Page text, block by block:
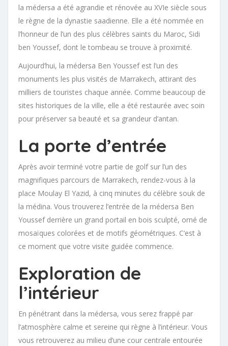
la médersa a été agrandie et rénovée au XVIe siècle sous
le règne de la dynastie saadienne. Elle a été nommée en
l’honneur de l’un des plus célèbres saints du Maroc, Sidi
ben Youssef, dont le tombeau se trouve à proximité.
Aujourd’hui, la médersa Ben Youssef est l’un des
monuments les plus visités de Marrakech, attirant des
milliers de touristes chaque année. Comme beaucoup de
sites historiques de la ville, elle a été restaurée avec soin
pour préserver sa beauté et sa grandeur d’antan.
La porte d’entrée
Après avoir terminé votre partie de golf sur l’un des
magnifiques parcours de Marrakech, rendez-vous à la
place Moulay El Yazid, à cinq minutes du célèbre souk de
la médina. Vous trouverez l’entrée de la médersa Ben
Youssef derrière un grand portail en bois sculpté, orné de
mosaïques colorées et de motifs géométriques. C’est à
ce moment que votre visite guidée commence.
Exploration de
l’intérieur
En pénétrant dans la médersa, vous serez frappé par
l’atmosphère calme et sereine qui règne à l’intérieur. Vous
vous retrouverez au milieu d’une cour centrale entourée